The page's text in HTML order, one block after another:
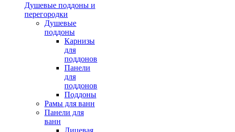
Душевые поддоны и
перегородки
Душевые
поддоны
Карнизы
для
поддонов
Панели
для
поддонов
Поддоны
Рамы для ванн
Панели для
ванн
Лицевая